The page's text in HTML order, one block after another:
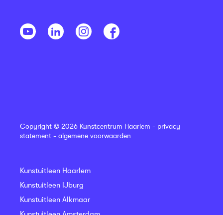
Copyright © 2026 Kunstcentrum Haarlem - privacy
statement - algemene voorwaarden
Kunstuitleen Haarlem
Kunstuitleen IJburg
Kunstuitleen Alkmaar